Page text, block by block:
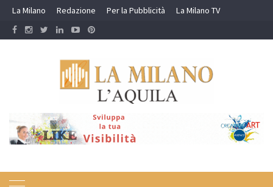
Skip
content
La Milano Redazione Per la Pubblicità La Milano TV